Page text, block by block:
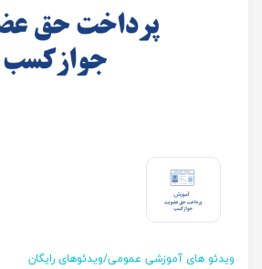
ویدئو های آموزشی عمومی/ویدئوهای رایگان